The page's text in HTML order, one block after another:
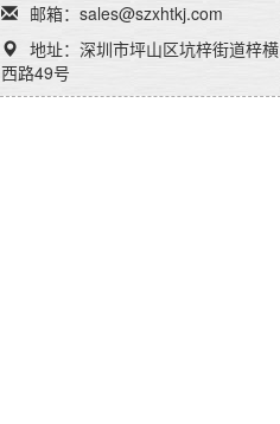
邮箱：sales@szxhtkj.com
地址：深圳市坪山区坑梓街道梓横
西路49号